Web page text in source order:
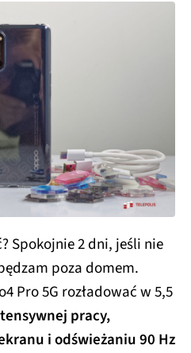
Spokojnie 2 dni, jeśli nie
poza domem.
Pro 5G rozładować w 5,5
pracy,
i odświeżaniu 90 Hz